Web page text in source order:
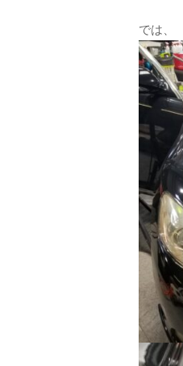
では、